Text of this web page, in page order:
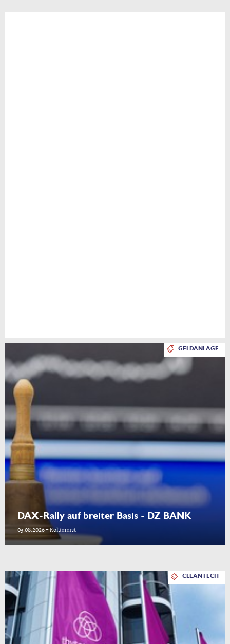
GELDANLAGE
DAX-Rally auf breiter Basis - DZ BANK
03.08.2026 - Kolumnist
CLEANTECH